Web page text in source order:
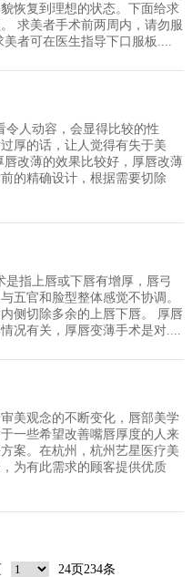
恢复到理想的状态。下面给求
求美者手术前两周内，请勿服
者可在医生指导下口服板....
令人动容，会显得比较的性
厚的话，让人觉得有失于美
改薄的效果比较好，厚唇改薄
的精确设计，根据需要切除
是指上唇或下唇有增厚，唇弓
五官和脸型整体感觉不协调。
侧切除多余的上唇下唇。 厚唇
况有关，厚唇变薄手术是对....
观念的不断变化，唇部美学
一些希望改善嘴唇厚度的人来
案。在杭州，杭州艺星医疗美
为有此需求的顾客提供优质
24页234条